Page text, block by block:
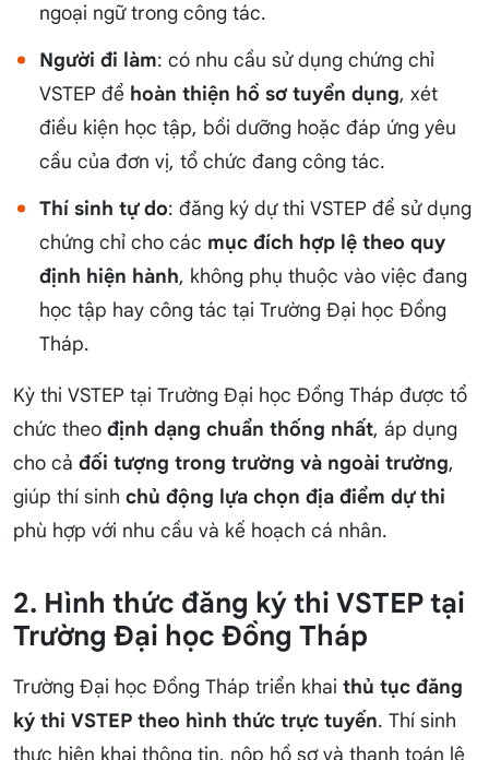
ngoại ngữ trong công tác.
Người đi làm: có nhu cầu sử dụng chứng chỉ
VSTEP để hoàn thiện hồ sơ tuyển dụng, xét
điều kiện học tập, bồi dưỡng hoặc đáp ứng yêu
cầu của đơn vị, tổ chức đang công tác.
Thí sinh tự do: đăng ký dự thi VSTEP để sử dụng
chứng chỉ cho các mục đích hợp lệ theo quy
định hiện hành, không phụ thuộc vào việc đang
học tập hay công tác tại Trường Đại học Đồng
Tháp.
Kỳ thi VSTEP tại Trường Đại học Đồng Tháp được tổ
chức theo định dạng chuẩn thống nhất, áp dụng
cho cả đối tượng trong trường và ngoài trường,
giúp thí sinh chủ động lựa chọn địa điểm dự thi
phù hợp với nhu cầu và kế hoạch cá nhân.
2. Hình thức đăng ký thi VSTEP tại
Trường Đại học Đồng Tháp
Trường Đại học Đồng Tháp triển khai thủ tục đăng
ký thi VSTEP theo hình thức trực tuyến. Thí sinh
thực hiện khai thông tin, nộp hồ sơ và thanh toán lệ